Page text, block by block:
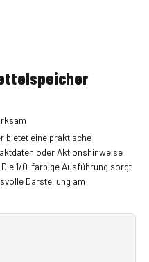
bietet eine praktische
oder Aktionshinweise
1/0-farbige Ausführung sorgt
Darstellung am